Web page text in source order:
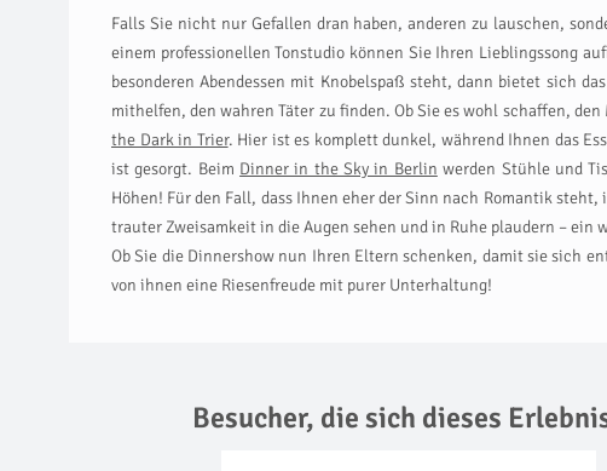
Falls Sie nicht nur Gefallen dran haben, anderen zu lauschen,
einem professionellen Tonstudio können Sie Ihren Lieblingssong
besonderen Abendessen mit Knobelspaß steht, dann bietet sich das
mithelfen, den wahren Täter zu finden. Ob Sie es wohl schaffen,
the Dark in Trier. Hier ist es komplett dunkel, während Ihnen das
ist gesorgt. Beim Dinner in the Sky in Berlin werden Stühle und
Höhen! Für den Fall, dass Ihnen eher der Sinn nach Romantik steht,
trauter Zweisamkeit in die Augen sehen und in Ruhe plaudern – ein
Ob Sie die Dinnershow nun Ihren Eltern schenken, damit sie sich
von ihnen eine Riesenfreude mit purer Unterhaltung!
Besucher, die sich dieses